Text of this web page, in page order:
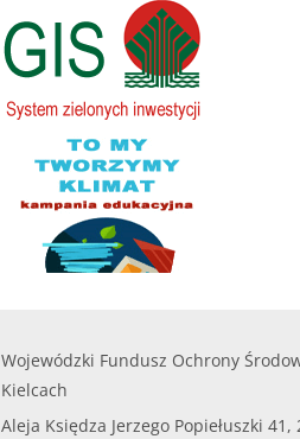
czytaj więcej...
przedsięwzięcie objęte
przekroczyć8 000,00 zł.
......
czytaj więcej...
Wojewódzki Fundusz Ochrony
Kielcach
Aleja Księdza Jerzego Popiełuszki 41,